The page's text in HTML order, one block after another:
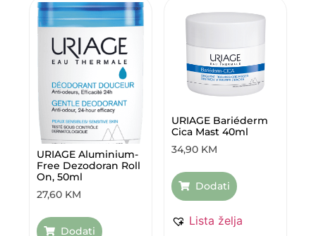
URIAGE Aluminium-
Free Dezodoran Roll
On, 50ml
27,60 KM
Dodati
URIAGE Bariéderm
Cica Mast 40ml
34,90 KM
Dodati
Lista želja